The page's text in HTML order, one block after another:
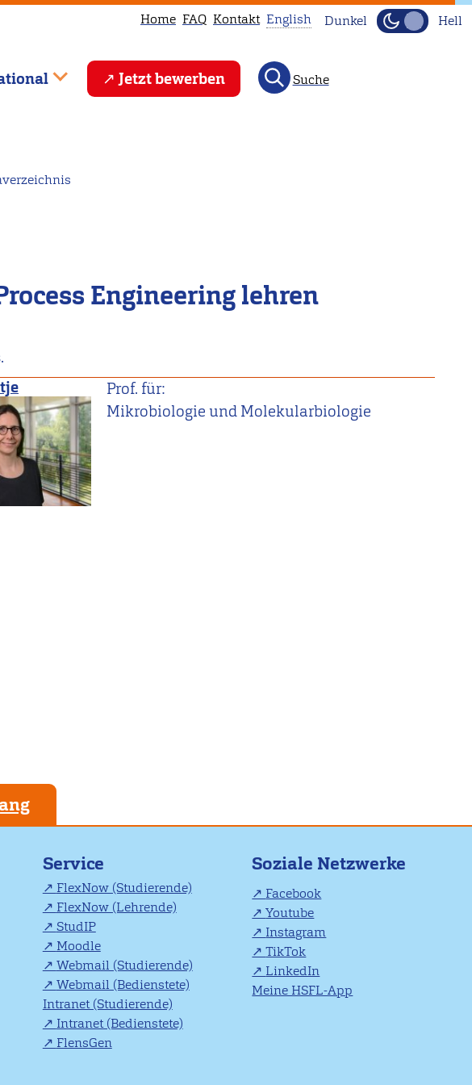
Home FAQ Kontakt
This
page
English
English Dunkel Hell
Jetzt bewerben Suche
Engineering lehren
Prof. für:
Mikrobiologie und Molekularbiologie
Service
FlexNow (Studierende)
FlexNow (Lehrende)
StudIP
Moodle
Webmail (Studierende)
Webmail (Bedienstete)
Intranet (Studierende)
Intranet (Bedienstete)
FlensGen
Soziale Netzwerke
Facebook
Youtube
Instagram
TikTok
LinkedIn
Meine HSFL-App